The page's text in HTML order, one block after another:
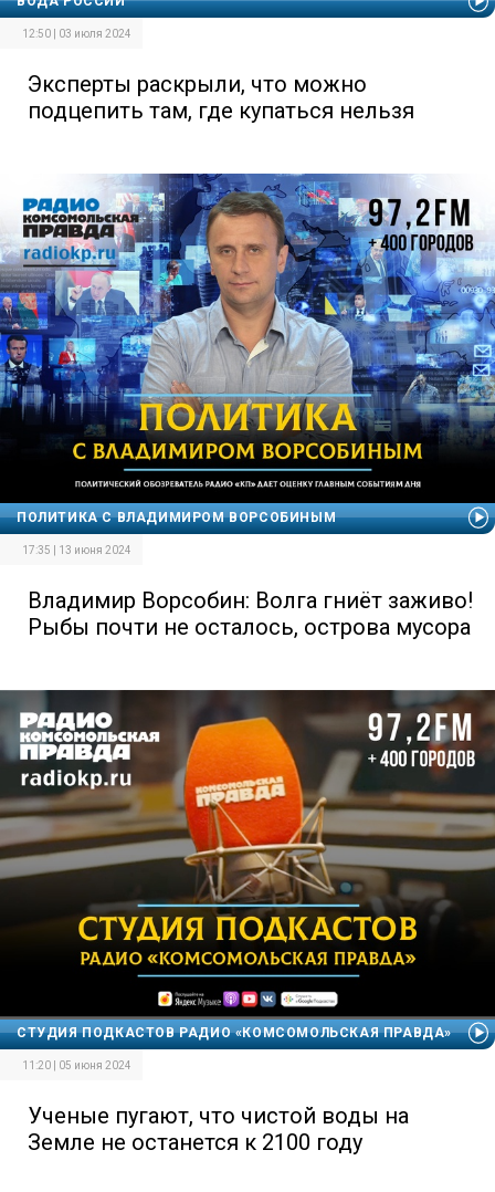
12:50 | 03 июля 2024
Эксперты раскрыли, что можно
подцепить там, где купаться нельзя
ПОЛИТИКА С ВЛАДИМИРОМ ВОРСОБИНЫМ
17:35 | 13 июня 2024
Владимир Ворсобин: Волга гниёт заживо!
Рыбы почти не осталось, острова мусора
СТУДИЯ ПОДКАСТОВ РАДИО «КОМСОМОЛЬСКАЯ ПРАВДА»
11:20 | 05 июня 2024
Ученые пугают, что чистой воды на
Земле не останется к 2100 году